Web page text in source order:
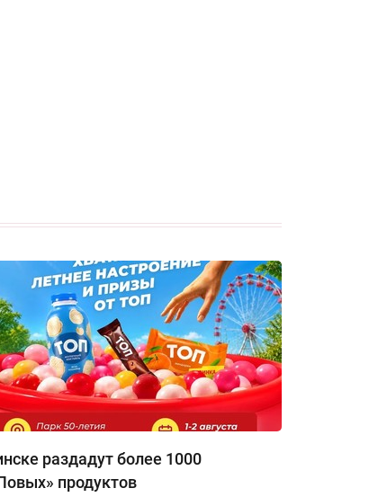
раздадут более 1000
продуктов